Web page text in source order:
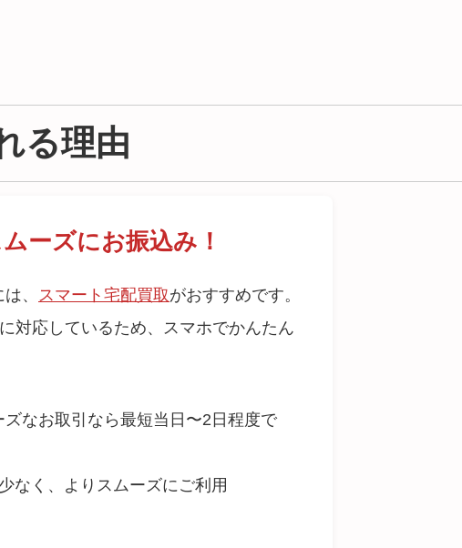
る理由
ーズにお振込み！
、 スマート宅配買取がおすすめです。
対応しているため、スマホでかんたん
なお取引なら最短当日〜2日程度で
なく、よりスムーズにご利用